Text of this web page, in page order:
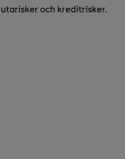
och kreditrisker.